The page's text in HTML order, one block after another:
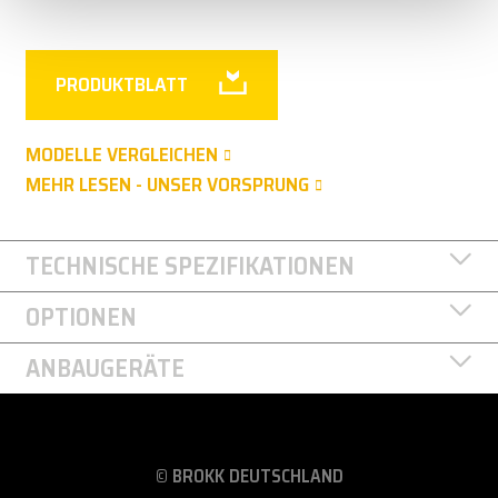
PRODUKTBLATT
MODELLE VERGLEICHEN
MEHR LESEN - UNSER VORSPRUNG
TECHNISCHE SPEZIFIKATIONEN
OPTIONEN
ANBAUGERÄTE
© BROKK DEUTSCHLAND